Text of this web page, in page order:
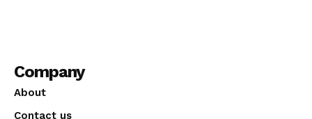
Company
About
Contact us